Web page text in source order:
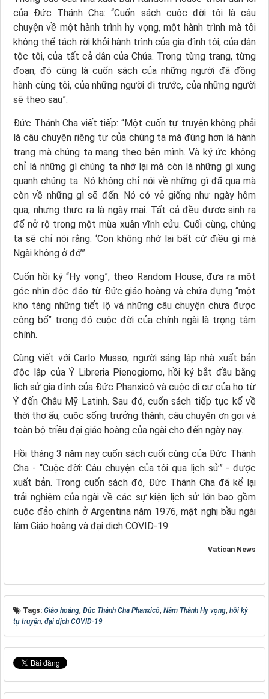
của Đức Thánh Cha: “Cuốn sách cuộc đời tôi là câu
chuyện về một hành trình hy vọng, một hành trình mà tôi
không thể tách rời khỏi hành trình của gia đình tôi, của dân
tộc tôi, của tất cả dân của Chúa. Trong từng trang, từng
đoạn, đó cũng là cuốn sách của những người đã đồng
hành cùng tôi, của những người đi trước, của những người
sẽ theo sau”.
Đức Thánh Cha viết tiếp: “Một cuốn tự truyện không phải
là câu chuyện riêng tư của chúng ta mà đúng hơn là hành
trang mà chúng ta mang theo bên mình. Và ký ức không
chỉ là những gì chúng ta nhớ lại mà còn là những gì xung
quanh chúng ta. Nó không chỉ nói về những gì đã qua mà
còn về những gì sẽ đến. Nó có vẻ giống như ngày hôm
qua, nhưng thực ra là ngày mai. Tất cả đều được sinh ra
để nở rộ trong một mùa xuân vĩnh cửu. Cuối cùng, chúng
ta sẽ chỉ nói rằng: ‘Con không nhớ lại bất cứ điều gì mà
Ngài không ở đó’”.
Cuốn hồi ký “Hy vọng”, theo Random House, đưa ra một
góc nhìn độc đáo từ Đức giáo hoàng và chứa đựng “một
kho tàng những tiết lộ và những câu chuyện chưa được
công bố” trong đó cuộc đời của chính ngài là trọng tâm
chính.
Cùng viết với Carlo Musso, người sáng lập nhà xuất bản
độc lập của Ý Libreria Pienogiorno, hồi ký bắt đầu bằng
lịch sử gia đình của Đức Phanxicô và cuộc di cư của họ từ
Ý đến Châu Mỹ Latinh. Sau đó, cuốn sách tiếp tục kể về
thời thơ ấu, cuộc sống trưởng thành, câu chuyện ơn gọi và
toàn bộ triều đại giáo hoàng của ngài cho đến ngày nay.
Hồi tháng 3 năm nay cuốn sách cuối cùng của Đức Thánh
Cha - “Cuộc đời: Câu chuyện của tôi qua lịch sử” - được
xuất bản. Trong cuốn sách đó, Đức Thánh Cha đã kể lại
trải nghiệm của ngài về các sự kiện lịch sử lớn bao gồm
cuộc đảo chính ở Argentina năm 1976, mật nghị bầu ngài
làm Giáo hoàng và đại dịch COVID-19.
Vatican News
Tags: Giáo hoàng, Đức Thánh Cha Phanxicô, Năm Thánh Hy vọng, hồi ký
tự truyện, đại dịch COVID-19